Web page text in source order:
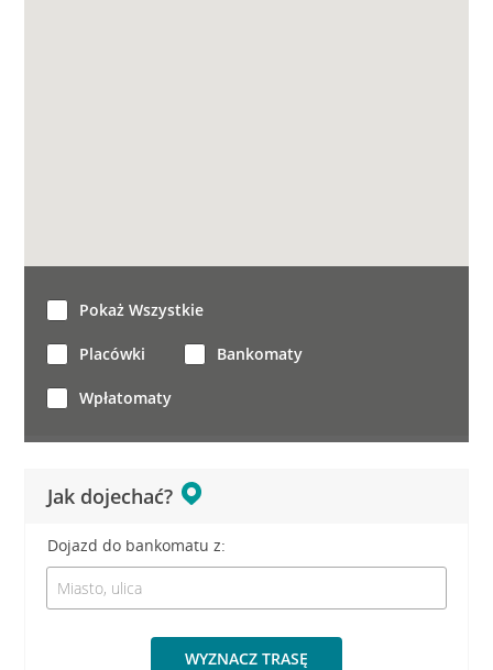
Jak dojechać?
Dojazd do bankomatu z:
WYZNACZ TRASĘ
Pokaż Wszystkie
Placówki Bankomaty
Wpłatomaty